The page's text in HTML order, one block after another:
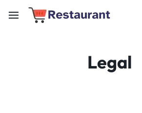
Legal